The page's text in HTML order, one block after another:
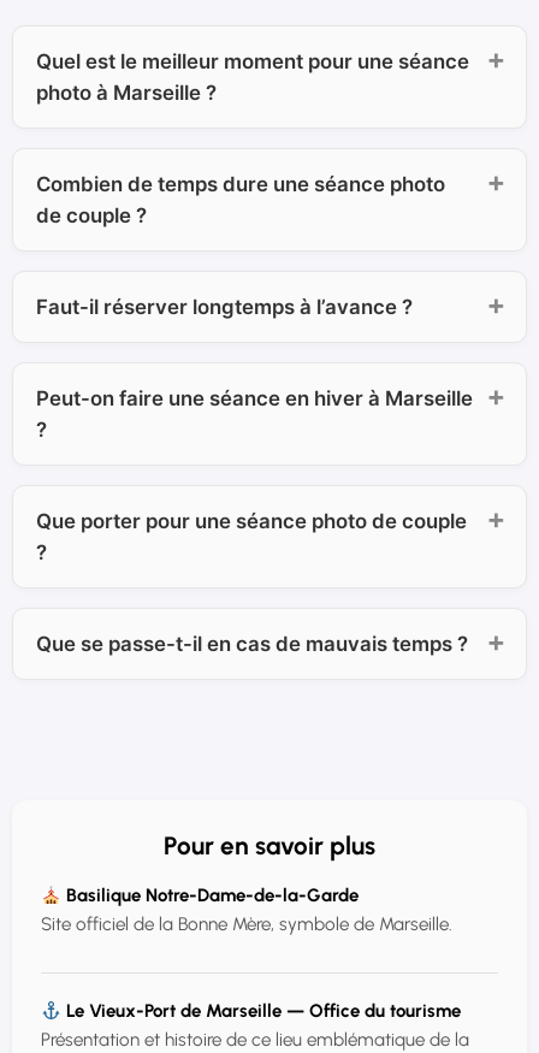
Quel est le meilleur moment pour une séance
photo à Marseille ?
Combien de temps dure une séance photo
de couple ?
Faut-il réserver longtemps à l’avance ?
Peut-on faire une séance en hiver à Marseille
?
Que porter pour une séance photo de couple
?
Que se passe-t-il en cas de mauvais temps ?
Pour en savoir plus
Basilique Notre-Dame-de-la-Garde
Site officiel de la Bonne Mère, symbole de Marseille.
Le Vieux-Port de Marseille — Office du tourisme
Présentation et histoire de ce lieu emblématique de la